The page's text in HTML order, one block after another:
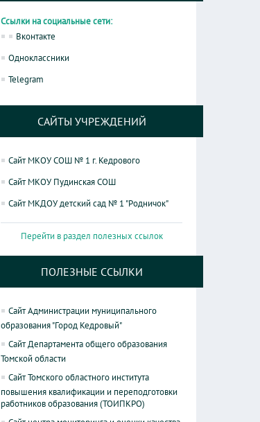
Ссылки на социальные сети:
Вконтакте
Одноклассники
Telegram
САЙТЫ УЧРЕЖДЕНИЙ
Сайт МКОУ СОШ № 1 г. Кедрового
Сайт МКОУ Пудинская СОШ
Сайт МКДОУ детский сад № 1 "Родничок"
Перейти в раздел полезных ссылок
ПОЛЕЗНЫЕ ССЫЛКИ
Сайт Администрации муниципального
образования "Город Кедровый"
Сайт Департамента общего образования
Томской области
Сайт Томского областного института
повышения квалификации и переподготовки
работников образования (ТОИПКРО)